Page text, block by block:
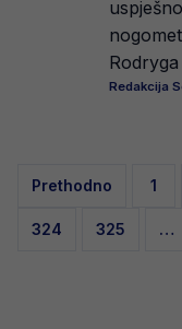
Redakcija
Posts
pagination
Prethodno 1
324 325 …